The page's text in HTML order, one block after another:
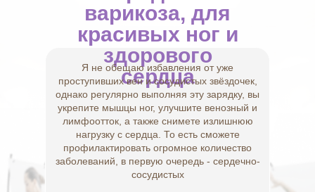
варикоза, для
красивых ног и
здорового
сердца
Я не обещаю избавления от уже
проступивших вен и сосудистых звёздочек,
однако регулярно выполняя эту зарядку, вы
укрепите мышцы ног, улучшите венозный и
лимфоотток, а также снимете излишнюю
нагрузку с сердца. То есть сможете
профилактировать огромное количество
заболеваний, в первую очередь - сердечно-
сосудистых